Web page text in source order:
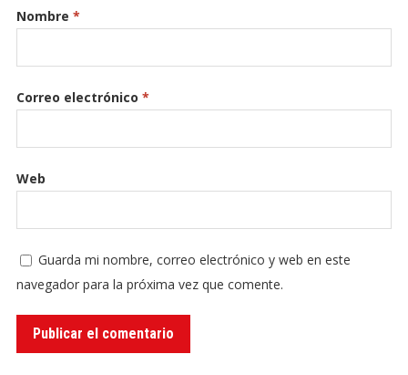
Nombre *
Correo electrónico *
Web
Guarda mi nombre, correo electrónico y web en este
navegador para la próxima vez que comente.